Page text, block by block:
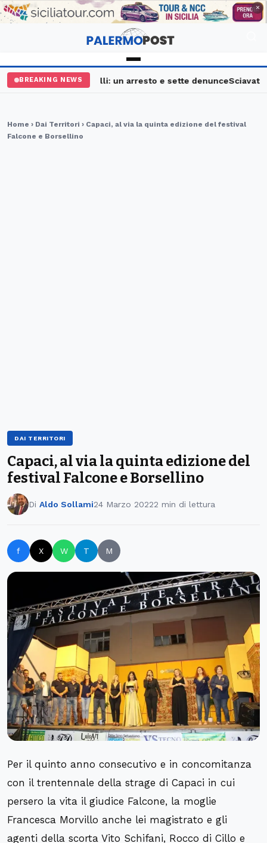
PUBBLICITÀ ×
BREAKING NEWS
maxi controlli: un arresto e sette denunceSciavata
Home › Dai Territori › Capaci, al via la quinta edizione del festival
Falcone e Borsellino
DAI TERRITORI
Capaci, al via la quinta edizione del
festival Falcone e Borsellino
Di Aldo Sollami24 Marzo 20222 min di lettura
f X W T M
Per il quinto anno consecutivo e in concomitanza
con il trentennale della strage di Capaci in cui
persero la vita il giudice Falcone, la moglie
Francesca Morvillo anche lei magistrato e gli
agenti della scorta Vito Schifani, Rocco di Cillo e